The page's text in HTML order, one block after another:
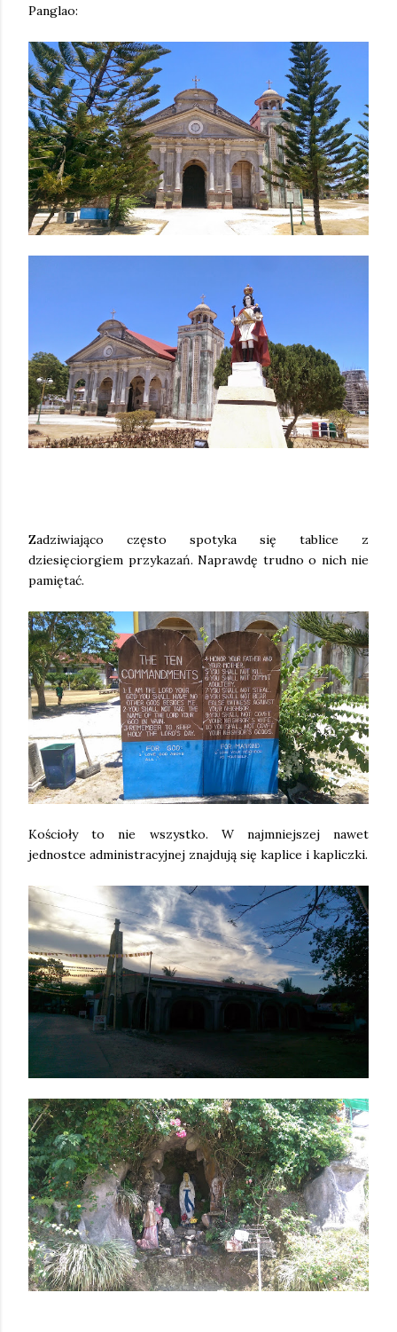
Panglao:
Zadziwiająco często spotyka się tablice z
dziesięciorgiem przykazań. Naprawdę trudno o nich nie
pamiętać.
Kościoły to nie wszystko. W najmniejszej nawet
jednostce administracyjnej znajdują się kaplice i kapliczki.